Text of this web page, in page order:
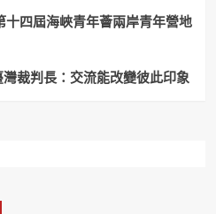
四屆海峽青年薈兩岸青年營地
裁判長：交流能改變彼此印象